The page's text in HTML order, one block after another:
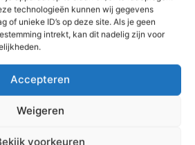
technologieën kunnen wij gegevens
of unieke ID’s op deze site. Als je geen
intrekt, kan dit nadelig zijn voor
Accepteren
Weigeren
voorkeuren